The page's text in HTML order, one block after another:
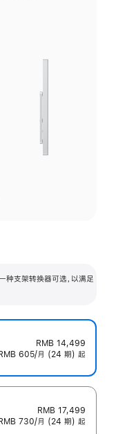
支架转换器可选，以满足
RMB 14,499
605/月 (24 期) 起
RMB 17,499
730/月 (24 期) 起